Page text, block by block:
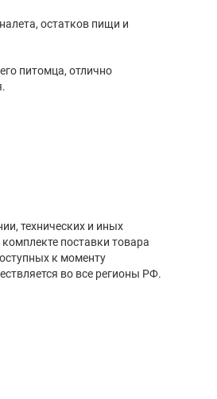
остатков пищи и
питомца, отлично
технических и иных
поставки товара
к моменту
во все регионы РФ.